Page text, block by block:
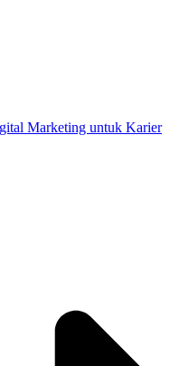
Marketing untuk Karier